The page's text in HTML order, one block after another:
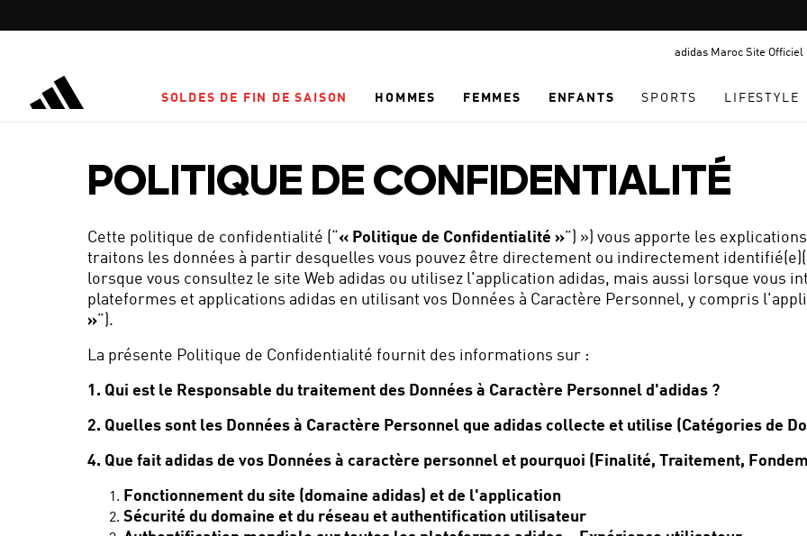
promotion
adidas Maroc Site Officiel
SOLDES DE FIN DE SAISON HOMMES FEMMES ENFANTS SPORTS LIFESTYLE
POLITIQUE DE CONFIDENTIALITÉ
Cette politique de confidentialité (“« Politique de Confidentialité »”) ») vous apporte les
traitons les données à partir desquelles vous pouvez être directement ou indirectement
lorsque vous consultez le site Web adidas ou utilisez l'application adidas, mais aussi lorsque vous
plateformes et applications adidas en utilisant vos Données à Caractère Personnel, y compris
»”).
La présente Politique de Confidentialité fournit des informations sur :
1. Qui est le Responsable du traitement des Données à Caractère Personnel d'adidas ?
2. Quelles sont les Données à Caractère Personnel que adidas collecte et utilise (Catégories de
4. Que fait adidas de vos Données à caractère personnel et pourquoi (Finalité, Traitement,
Fonctionnement du site (domaine adidas) et de l'application
Sécurité du domaine et du réseau et authentification utilisateur